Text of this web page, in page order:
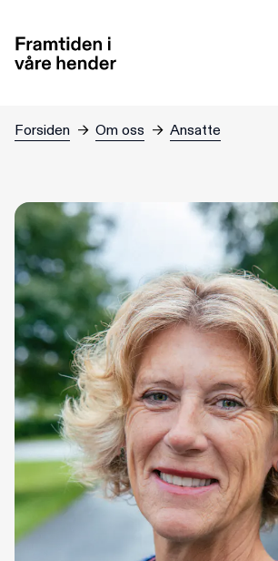
Forsiden → Om oss → Ansatte